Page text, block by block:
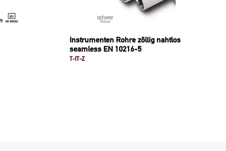
Instrumenten Rohre zöllig nahtlos
seamless EN 10216-5
T-IT-Z